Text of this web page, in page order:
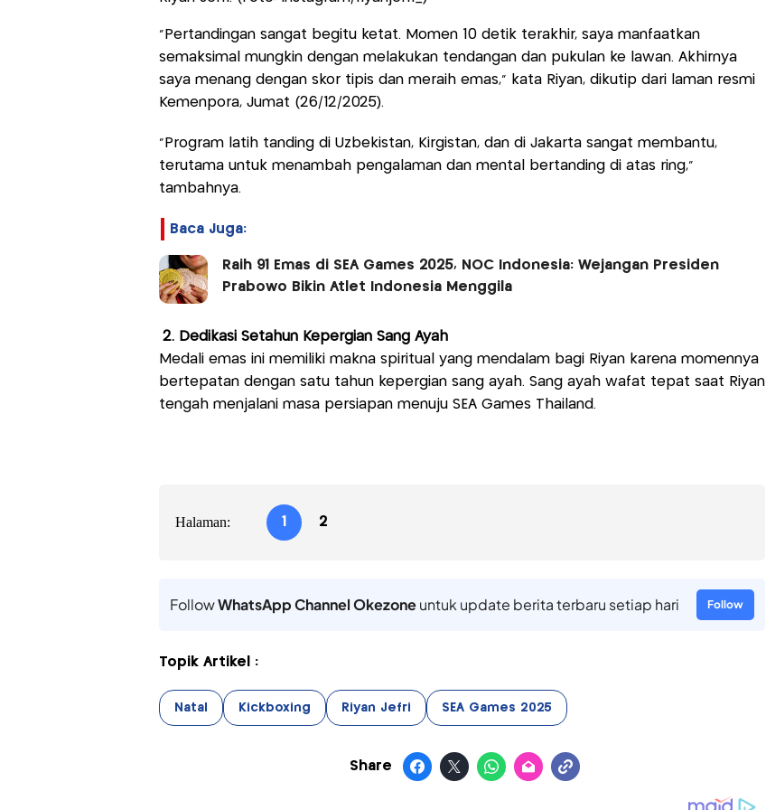
“Pertandingan sangat begitu ketat. Momen 10 detik terakhir, saya manfaatkan
semaksimal mungkin dengan melakukan tendangan dan pukulan ke lawan. Akhirnya
saya menang dengan skor tipis dan meraih emas,” kata Riyan, dikutip dari laman resmi
Kemenpora, Jumat (26/12/2025).
“Program latih tanding di Uzbekistan, Kirgistan, dan di Jakarta sangat membantu,
terutama untuk menambah pengalaman dan mental bertanding di atas ring,”
tambahnya.
Baca Juga:
Raih 91 Emas di SEA Games 2025, NOC Indonesia: Wejangan Presiden
Prabowo Bikin Atlet Indonesia Menggila
2. Dedikasi Setahun Kepergian Sang Ayah
Medali emas ini memiliki makna spiritual yang mendalam bagi Riyan karena momennya
bertepatan dengan satu tahun kepergian sang ayah. Sang ayah wafat tepat saat Riyan
tengah menjalani masa persiapan menuju SEA Games Thailand.
Halaman: 1 2
FollowWhatsApp Channel Okezoneuntuk update berita terbaru setiap hari Follow
Topik Artikel :
Natal Kickboxing Riyan Jefri SEA Games 2025
Share